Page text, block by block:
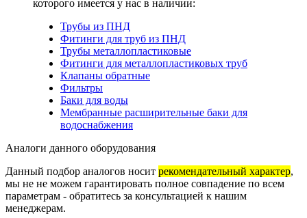
которого имеется у нас в наличии:
Трубы из ПНД
Фитинги для труб из ПНД
Трубы металлопластиковые
Фитинги для металлопластиковых труб
Клапаны обратные
Фильтры
Баки для воды
Мембранные расширительные баки для
водоснабжения
Аналоги данного оборудования
Данный подбор аналогов носит рекомендательный характер,
мы не не можем гарантировать полное совпадение по всем
параметрам - обратитесь за консультацией к нашим
менеджерам.